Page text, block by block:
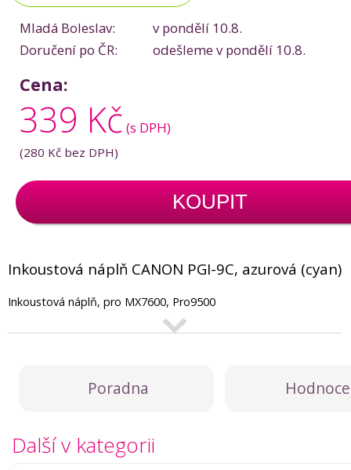
Mladá Boleslav:
v pondělí 10.8.
Doručení po ČR:
odešleme v pondělí 10.8.
Cena:
339 Kč (s DPH)
(280 Kč bez DPH)
KOUPIT
Inkoustová náplň CANON PGI-9C, azurová (cyan)
Inkoustová náplň, pro MX7600, Pro9500
Poradna
Další v kategorii